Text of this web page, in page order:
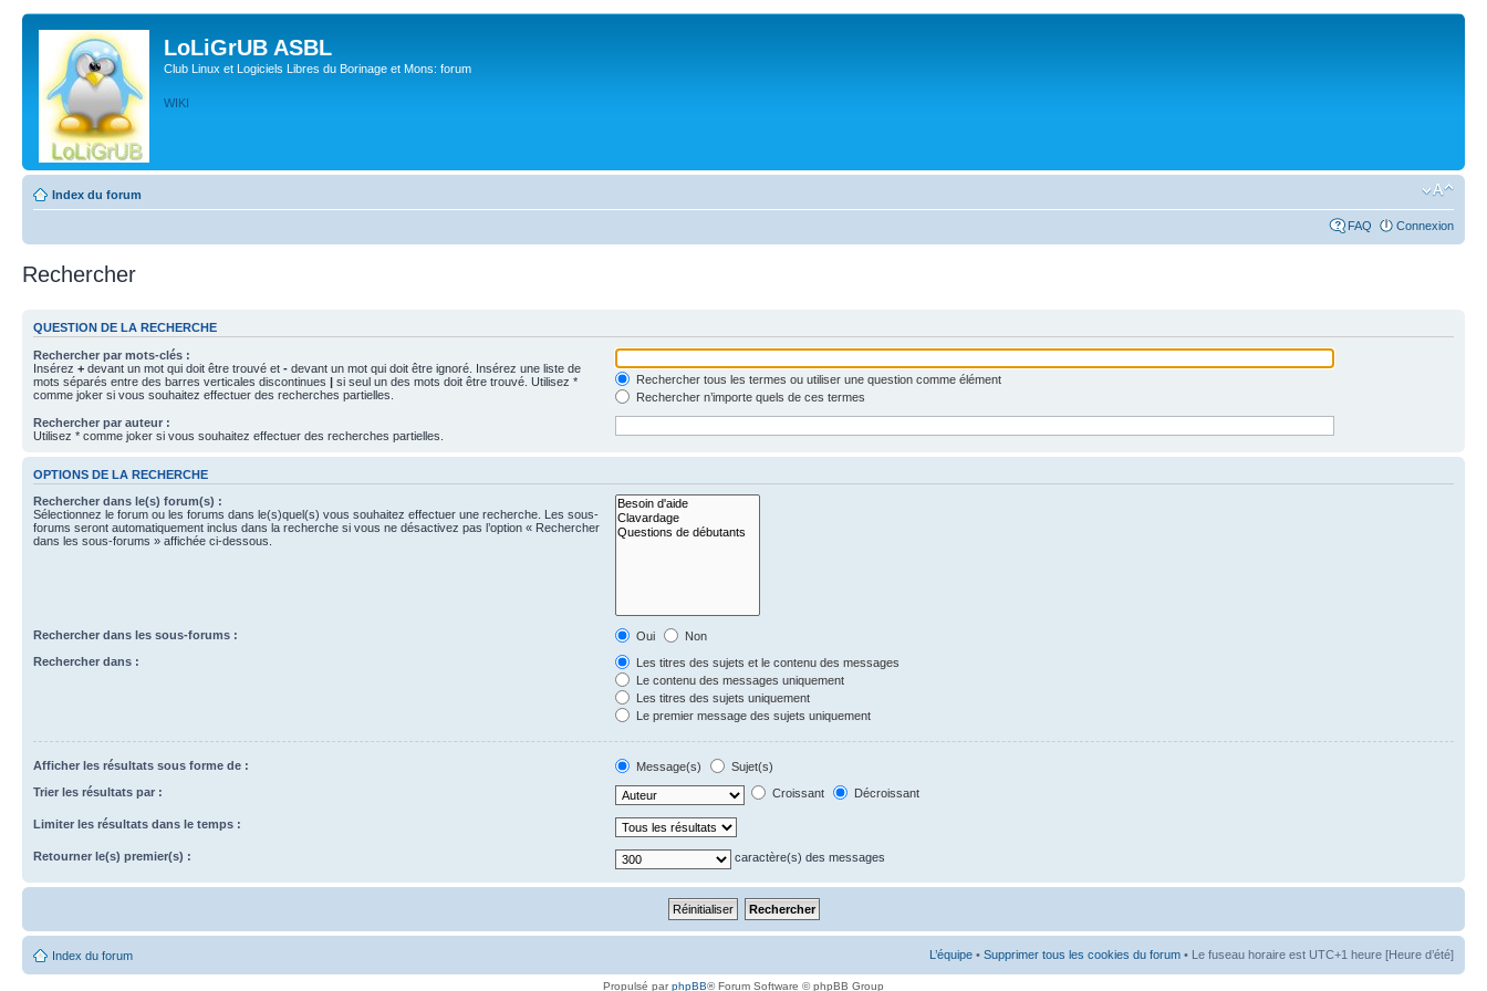
LoLiGrUB ASBL
Club Linux et Logiciels Libres du Borinage et Mons: forum
WIKI
Index du forum
FAQ Connexion
Rechercher
QUESTION DE LA RECHERCHE
Rechercher par mots-clés :
Insérez + devant un mot qui doit être trouvé et - devant un mot qui doit être ignoré. Insérez une liste de
mots séparés entre des barres verticales discontinues | si seul un des mots doit être trouvé. Utilisez *
comme joker si vous souhaitez effectuer des recherches partielles.
Rechercher tous les termes ou utiliser une question comme élément
Rechercher n’importe quels de ces termes
Rechercher par auteur :
Utilisez * comme joker si vous souhaitez effectuer des recherches partielles.
OPTIONS DE LA RECHERCHE
Rechercher dans le(s) forum(s) :
Sélectionnez le forum ou les forums dans le(s)quel(s) vous souhaitez effectuer une recherche. Les sous-
forums seront automatiquement inclus dans la recherche si vous ne désactivez pas l’option « Rechercher
dans les sous-forums » affichée ci-dessous.
Rechercher dans les sous-forums : Oui
Non
Rechercher dans :
Les titres des sujets et le contenu des messages
Le contenu des messages uniquement
Les titres des sujets uniquement
Le premier message des sujets uniquement
Afficher les résultats sous forme de : Message(s)
Sujet(s)
Trier les résultats par :
Croissant Décroissant
Limiter les résultats dans le temps :
Retourner le(s) premier(s) : caractère(s) des messages
Index du forum L’équipe • Supprimer tous les cookies du forum • Le fuseau horaire est UTC+1 heure [Heure d’été]
Propulsé parphpBB® Forum Software © phpBB Group